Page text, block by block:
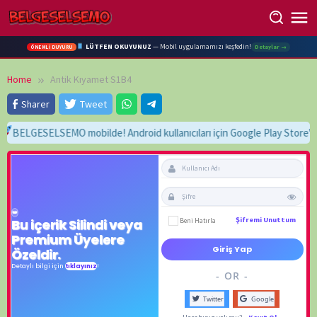
Skip
to
content
ÖNEMLİ DUYURU LÜTFEN OKUYUNUZ — Mobil uygulamamızı keşfedin! Detaylar →
Home
Antik Kıyamet S1B4
Sharer
Tweet
BELGESELSEMO mobilde! Android kullanıcıları için Google Play Store'da